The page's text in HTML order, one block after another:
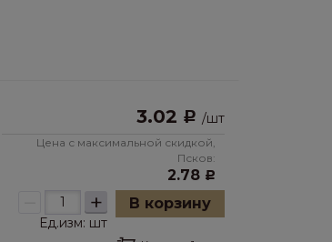
3.02 Р /шт
Цена с максимальной скидкой,
Псков:
2.78 Р
+
Ед.изм: шт
В корзину